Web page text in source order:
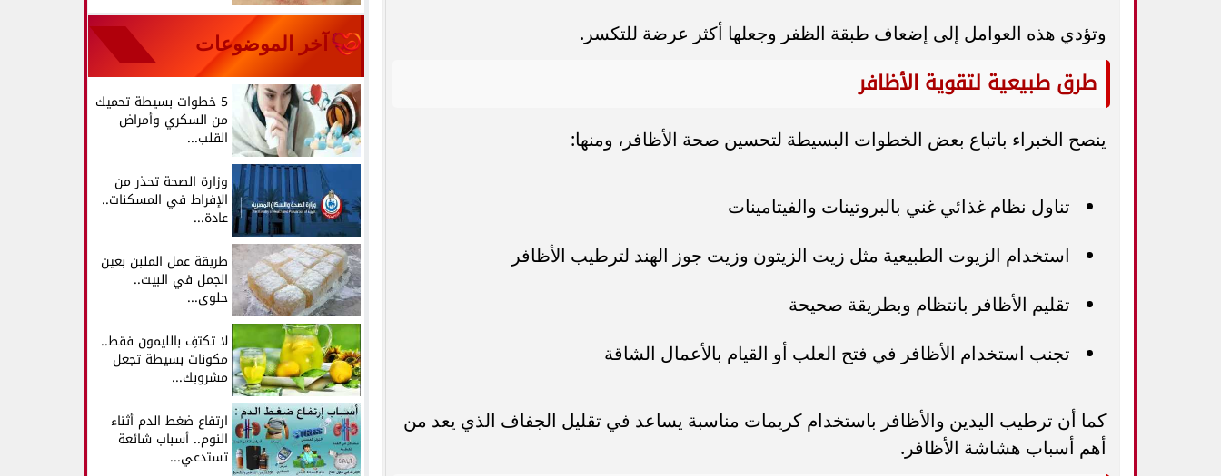
وتؤدي هذه العوامل إلى إضعاف طبقة الظفر وجعلها أكثر عرضة للتكسر.
طرق طبيعية لتقوية الأظافر
ينصح الخبراء باتباع بعض الخطوات البسيطة لتحسين صحة الأظافر، ومنها:
تناول نظام غذائي غني بالبروتينات والفيتامينات
استخدام الزيوت الطبيعية مثل زيت الزيتون وزيت جوز الهند لترطيب الأظافر
تقليم الأظافر بانتظام وبطريقة صحيحة
تجنب استخدام الأظافر في فتح العلب أو القيام بالأعمال الشاقة
كما أن ترطيب اليدين والأظافر باستخدام كريمات مناسبة يساعد في تقليل الجفاف الذي يعد من
أهم أسباب هشاشة الأظافر.
آخر الموضوعات
5 خطوات بسيطة تحميك
من السكري وأمراض
القلب...
وزارة الصحة تحذر من
الإفراط في المسكنات..
عادة...
طريقة عمل الملبن بعين
الجمل في البيت..
حلوى...
لا تكتفِ بالليمون فقط..
مكونات بسيطة تجعل
مشروبك...
ارتفاع ضغط الدم أثناء
النوم.. أسباب شائعة
تستدعي...